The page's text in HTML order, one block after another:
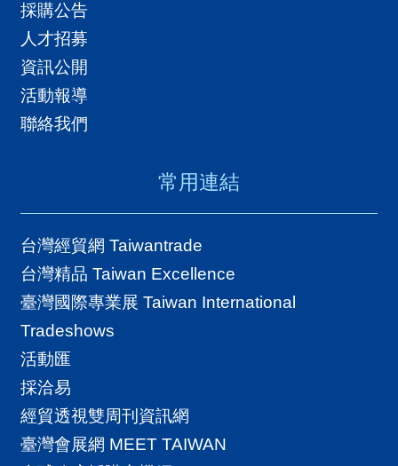
採購公告
人才招募
資訊公開
活動報導
聯絡我們
常用連結
台灣經貿網 Taiwantrade
台灣精品 Taiwan Excellence
臺灣國際專業展 Taiwan International
Tradeshows
活動匯
採洽易
經貿透視雙周刊資訊網
臺灣會展網 MEET TAIWAN